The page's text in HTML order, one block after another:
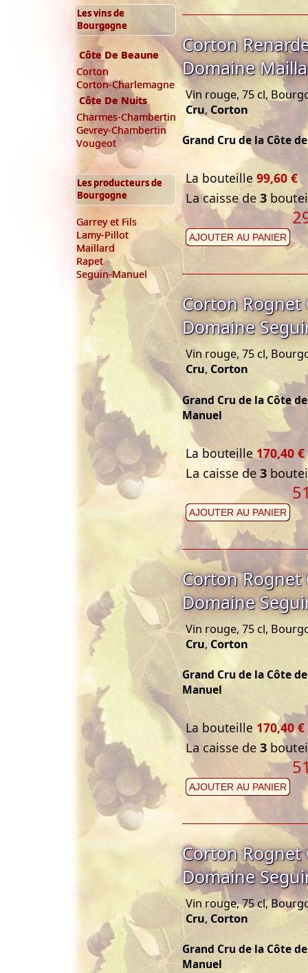
Les vins de
Bourgogne
Côte De Beaune
Corton
Corton-Charlemagne
Côte De Nuits
Charmes-Chambertin
Gevrey-Chambertin
Vougeot
Les producteurs de
Bourgogne
Garrey et Fils
Lamy-Pillot
Maillard
Rapet
Seguin-Manuel
Corton
Domaine
Vin rouge, 75 cl,
Cru, Corton
Grand Cru de la Côte
La bouteille 99,60 €
La caisse de 3
AJOUTER AU PANIER
Corton Rognet
Domaine
Vin rouge, 75 cl,
Cru, Corton
Grand Cru de la Côte
Manuel
La bouteille 170,40 €
La caisse de 3
AJOUTER AU PANIER
Corton Rognet
Domaine
Vin rouge, 75 cl,
Cru, Corton
Grand Cru de la Côte
Manuel
La bouteille 170,40 €
La caisse de 3
AJOUTER AU PANIER
Corton Rognet
Domaine
Vin rouge, 75 cl,
Cru, Corton
Grand Cru de la Côte
Manuel